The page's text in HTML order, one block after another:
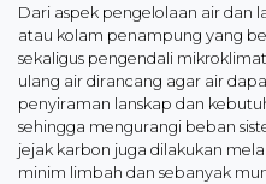
Dari aspek pengelolaan air dan
atau kolam penampung yang
sekaligus pengendali
ulang air dirancang agar air
penyiraman lanskap dan
sehingga mengurangi beban
jejak karbon juga dilakukan
minim limbah dan sebanyak